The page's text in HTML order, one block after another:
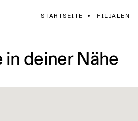
STARTSEITE FILIALEN
deiner Nähe